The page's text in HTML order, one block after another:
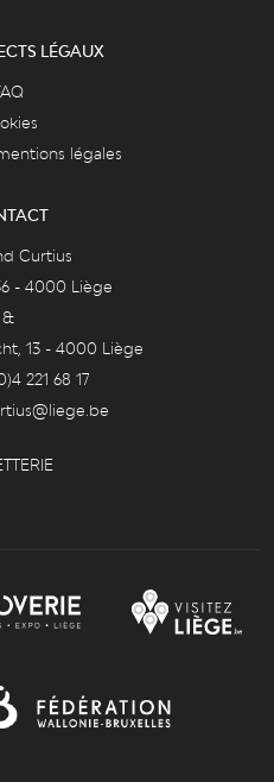
LÉGAUX
légales
Curtius
- 4000 Liège
&
13 - 4000 Liège
221 68 17